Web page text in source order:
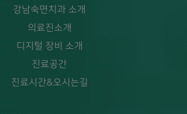
강남숙면치과 소개
의료진소개
디지털 장비 소개
진료공간
진료시간&오시는길